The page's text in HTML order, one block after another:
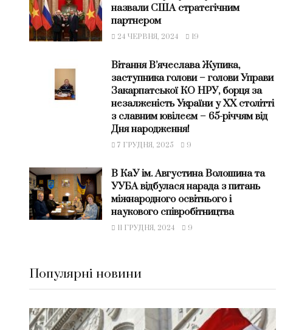
назвали США стратегічним
партнером
24 ЧЕРВНЯ, 2024 19
Вітання В’ячеслава Жупика,
заступника голови – голови Управи
Закарпатської КО НРУ, борця за
незалженість України у ХХ столітті
з славним ювілеєм – 65-річчям від
Дня народження!
7 ГРУДНЯ, 2025 9
В КаУ ім. Августина Волошина та
УУБА відбулася нарада з питань
міжнародного освітнього і
наукового співробітництва
11 ГРУДНЯ, 2024 9
Популярні новини